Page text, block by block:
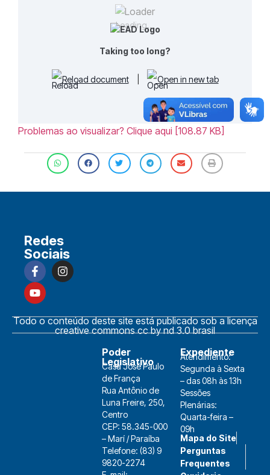
Loading...
Taking too long?
Reload document Open in new tab
Problemas ao visualizar? Clique aqui [108.87 KB]
Redes
Sociais
Todo o conteúdo deste site está publicado sob a licença
creative commons cc by nd 3.0 brasil
Poder
Legislativo
Casa José Paulo
de França
Rua Antônio de
Luna Freire, 250,
Centro
CEP: 58.345-000
– Marí / Paraíba
Telefone: (83) 9
9820-2274
Expediente
Atendimento:
Segunda à Sexta
– das 08h às 13h
Sessões
Plenárias:
Quarta-feira –
09h
Mapa do Site
Perguntas
Frequentes